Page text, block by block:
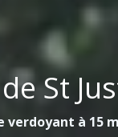
St
verdoyant à 15